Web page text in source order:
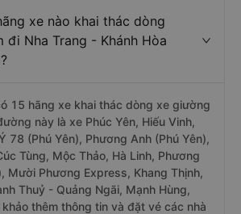
xe nào khai thác dòng
đi Nha Trang - Khánh Hòa
15 hãng xe khai thác dòng xe giường
này là xe Phúc Yên, Hiếu Vinh,
78 (Phú Yên), Phương Anh (Phú Yên),
Tùng, Mộc Thảo, Hà Linh, Phương
Mười Phương Express, Khang Thịnh,
Thuỷ - Quảng Ngãi, Mạnh Hùng,
thêm thông tin và đặt vé các nhà